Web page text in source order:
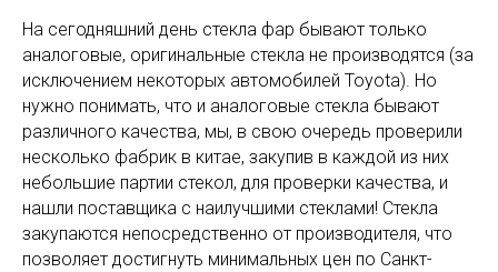
На сегодняшний день стекла фар бывают только
аналоговые, оригинальные стекла не производятся (за
исключением некоторых автомобилей Toyota). Но
нужно понимать, что и аналоговые стекла бывают
различного качества, мы, в свою очередь проверили
несколько фабрик в китае, закупив в каждой из них
небольшие партии стекол, для проверки качества, и
нашли поставщика с наилучшими стеклами! Стекла
закупаются непосредственно от производителя, что
позволяет достигнуть минимальных цен по Санкт-